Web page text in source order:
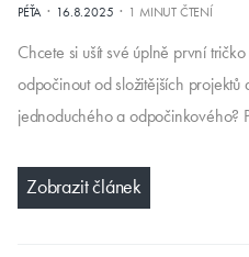
PÉŤA· 16.8.2025 · 1 MINUT ČTENÍ
Chcete si ušít své úplně první
odpočinout od složitějších projektů
jednoduchého a odpočinkového?
Zobrazit článek